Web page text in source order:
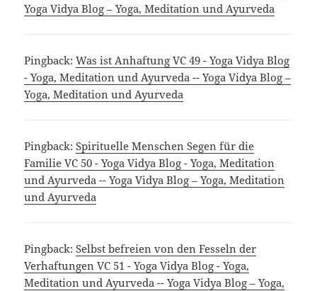
Yoga Vidya Blog – Yoga, Meditation und Ayurveda
Pingback:Was ist Anhaftung VC 49 - Yoga Vidya Blog
- Yoga, Meditation und Ayurveda -- Yoga Vidya Blog –
Yoga, Meditation und Ayurveda
Pingback:Spirituelle Menschen Segen für die
Familie VC 50 - Yoga Vidya Blog - Yoga, Meditation
und Ayurveda -- Yoga Vidya Blog – Yoga, Meditation
und Ayurveda
Pingback:Selbst befreien von den Fesseln der
Verhaftungen VC 51 - Yoga Vidya Blog - Yoga,
Meditation und Ayurveda -- Yoga Vidya Blog – Yoga,